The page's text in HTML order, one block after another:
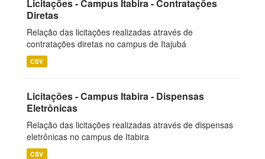
Licitações - Campus Itabira - Contratações
Diretas
Relação das licitações realizadas através de
contratações diretas no campus de Itajubá
CSV
Licitações - Campus Itabira - Dispensas
Eletrônicas
Relação das licitações realizadas através de dispensas
eletrônicas no campus de Itabira
CSV